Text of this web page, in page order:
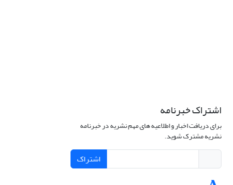
اشتراک خبرنامه
برای دریافت اخبار و اطلاعیه های مهم نشریه در خبرنامه
نشریه مشترک شوید.
اشتراک